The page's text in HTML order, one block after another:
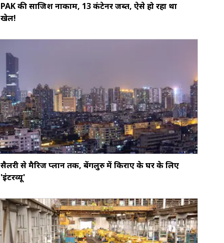
PAK की साजिश नाकाम, 13 कंटेनर जब्त, ऐसे हो रहा था
खेल!
सैलरी से मैरिज प्लान तक, बेंगलुरु में किराए के घर के लिए
'इंटरव्यू'